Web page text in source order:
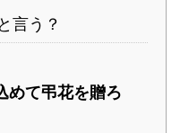
言う？
めて弔花を贈ろ